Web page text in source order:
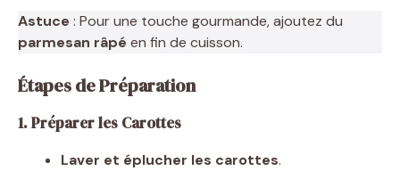
Astuce : Pour une touche gourmande, ajoutez du
parmesan râpé en fin de cuisson.
Étapes de Préparation
1. Préparer les Carottes
Laver et éplucher les carottes.